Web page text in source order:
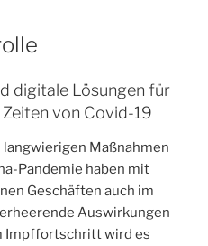
digitale Lösungen für
von Covid-19
Maßnahmen
Pandemie haben mit
Geschäften auch im
Auswirkungen
Impffortschritt wird es